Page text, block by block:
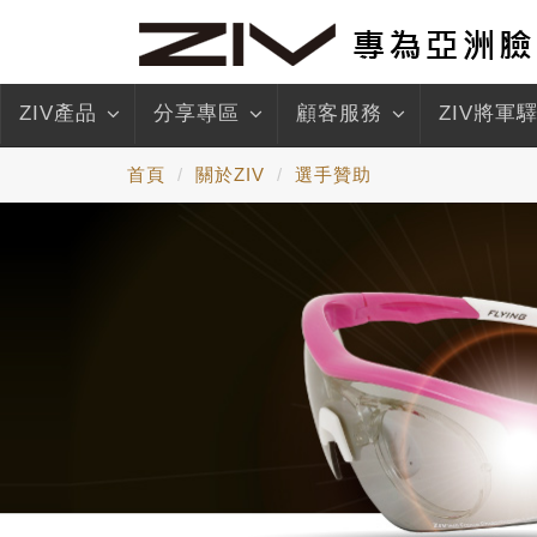
ZIV產品 分享專區 顧客服務 ZIV將軍
首頁 關於ZIV 選手贊助